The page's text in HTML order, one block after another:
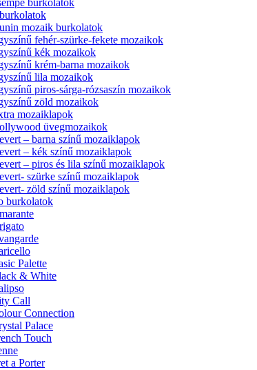
burkolatok
mozaik burkolatok
fehér-szürke-fekete mozaikok
kék mozaikok
krém-barna mozaikok
lila mozaikok
piros-sárga-rózsaszín mozaikok
zöld mozaikok
mozaiklapok
üvegmozaikok
– barna színű mozaiklapok
– kék színű mozaiklapok
– piros és lila színű mozaiklapok
szürke színű mozaiklapok
zöld színű mozaiklapok
burkolatok
Palette
& White
Call
Connection
Palace
Touch
a Porter